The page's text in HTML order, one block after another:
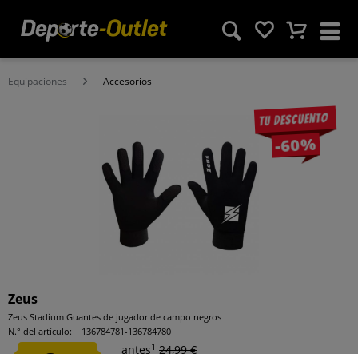
Equipaciones Accesorios
Tu descuento
-60%
Zeus
Zeus Stadium Guantes de jugador de campo negros
N.° del artículo:
136784781-136784780
antes1 24,99 €